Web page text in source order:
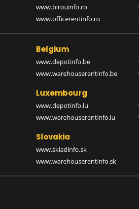
www.birouinfo.ro
www.officerentinfo.ro
Belgium
www.depotinfo.be
www.warehouserentinfo.be
Luxembourg
www.depotinfo.lu
www.warehouserentinfo.lu
Slovakia
www.skladinfo.sk
www.warehouserentinfo.sk